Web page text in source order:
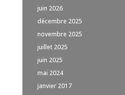
juin 2026
décembre 2025
novembre 2025
juillet 2025
juin 2025
mai 2024
janvier 2017